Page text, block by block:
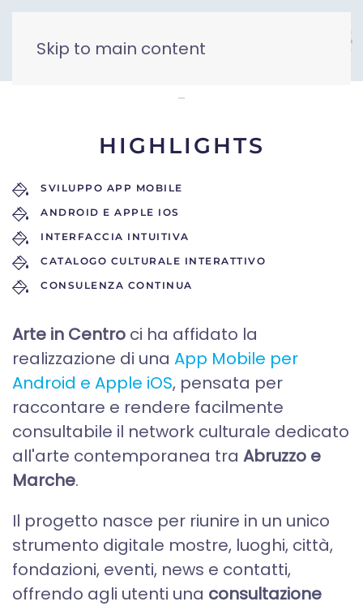
Skip to main content
HIGHLIGHTS
SVILUPPO APP MOBILE
ANDROID E APPLE IOS
INTERFACCIA INTUITIVA
CATALOGO CULTURALE INTERATTIVO
CONSULENZA CONTINUA
Arte in Centro ci ha affidato la
realizzazione di una App Mobile per
Android e Apple iOS, pensata per
raccontare e rendere facilmente
consultabile il network culturale dedicato
all'arte contemporanea tra Abruzzo e
Marche.
Il progetto nasce per riunire in un unico
strumento digitale mostre, luoghi, città,
fondazioni, eventi, news e contatti,
offrendo agli utenti una consultazione